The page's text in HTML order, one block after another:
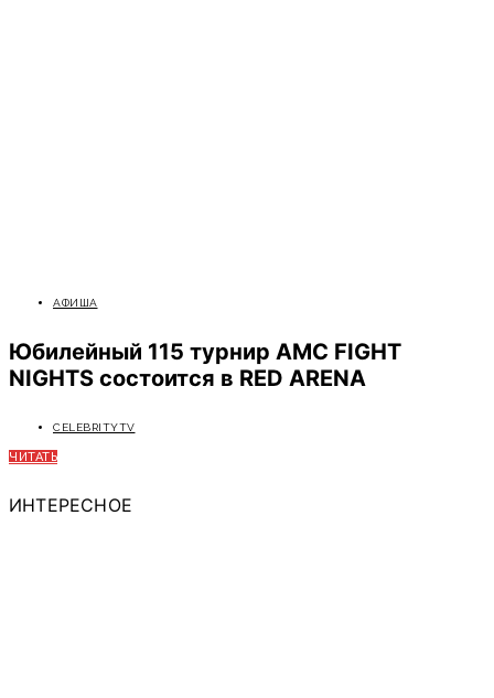
АФИША
Юбилейный 115 турнир AMC FIGHT
NIGHTS состоится в RED ARENA
CELEBRITYTV
ЧИТАТЬ
ИНТЕРЕСНОЕ